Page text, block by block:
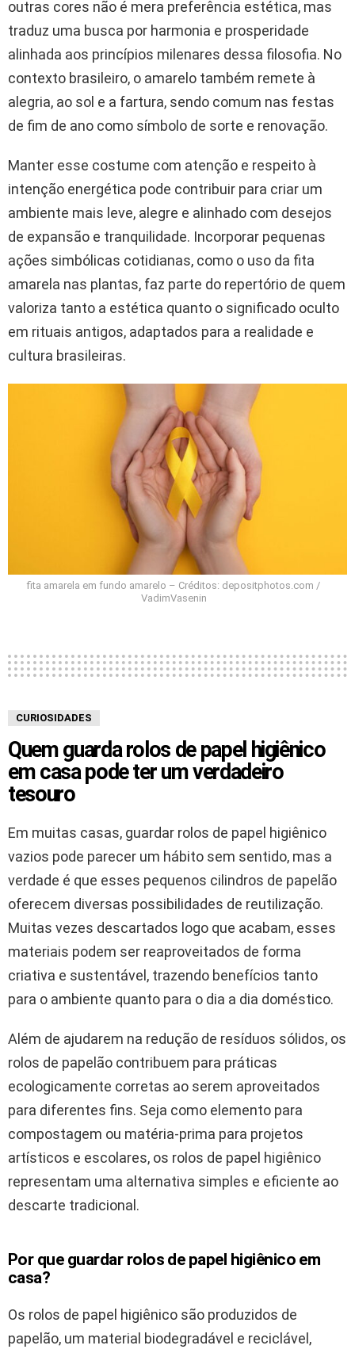
outras cores não é mera preferência estética, mas
traduz uma busca por harmonia e prosperidade
alinhada aos princípios milenares dessa filosofia. No
contexto brasileiro, o amarelo também remete à
alegria, ao sol e a fartura, sendo comum nas festas
de fim de ano como símbolo de sorte e renovação.
Manter esse costume com atenção e respeito à
intenção energética pode contribuir para criar um
ambiente mais leve, alegre e alinhado com desejos
de expansão e tranquilidade. Incorporar pequenas
ações simbólicas cotidianas, como o uso da fita
amarela nas plantas, faz parte do repertório de quem
valoriza tanto a estética quanto o significado oculto
em rituais antigos, adaptados para a realidade e
cultura brasileiras.
fita amarela em fundo amarelo – Créditos: depositphotos.com /
VadimVasenin
CURIOSIDADES
Quem guarda rolos de papel higiênico
em casa pode ter um verdadeiro
tesouro
Em muitas casas, guardar rolos de papel higiênico
vazios pode parecer um hábito sem sentido, mas a
verdade é que esses pequenos cilindros de papelão
oferecem diversas possibilidades de reutilização.
Muitas vezes descartados logo que acabam, esses
materiais podem ser reaproveitados de forma
criativa e sustentável, trazendo benefícios tanto
para o ambiente quanto para o dia a dia doméstico.
Além de ajudarem na redução de resíduos sólidos, os
rolos de papelão contribuem para práticas
ecologicamente corretas ao serem aproveitados
para diferentes fins. Seja como elemento para
compostagem ou matéria-prima para projetos
artísticos e escolares, os rolos de papel higiênico
representam uma alternativa simples e eficiente ao
descarte tradicional.
Por que guardar rolos de papel higiênico em
casa?
Os rolos de papel higiênico são produzidos de
papelão, um material biodegradável e reciclável,